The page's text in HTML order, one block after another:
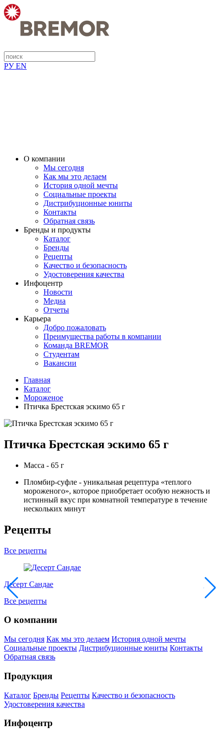
РУ EN
О компании
Мы сегодня
Как мы это делаем
История одной мечты
Социальные проекты
Дистрибуционные юниты
Контакты
Обратная связь
Бренды и продукты
Каталог
Бренды
Рецепты
Качество и безопасность
Удостоверения качества
Инфоцентр
Новости
Медиа
Отчеты
Карьера
Добро пожаловать
Преимущества работы в компании
Команда BREMOR
Студентам
Вакансии
Главная
Каталог
Мороженое
Птичка Брестская эскимо 65 г
Птичка Брестская эскимо 65 г
Масса - 65 г
Пломбир-суфле - уникальная рецептура «теплого
мороженого», которое приобретает особую нежность и
истинный вкус при комнатной температуре в течение
нескольких минут
Рецепты
Все рецепты
Десерт Сандае
Все рецепты
О компании
Мы сегодня Как мы это делаем История одной мечты
Социальные проекты Дистрибуционные юниты Контакты
Обратная связь
Продукция
Каталог Бренды Рецепты Качество и безопасность
Удостоверения качества
Инфоцентр